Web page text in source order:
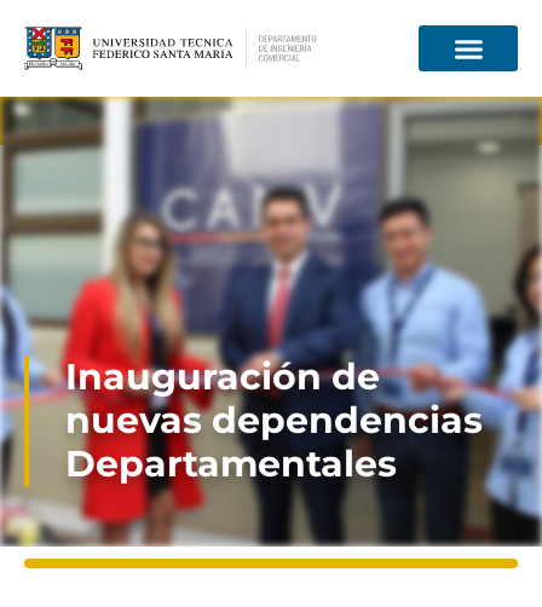
Información para
Inauguración de
nuevas dependencias
Departamentales